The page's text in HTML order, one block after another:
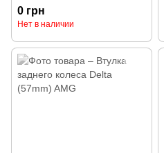
0 грн
Нет в наличии